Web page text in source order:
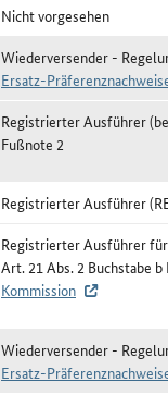
Nicht vorgesehen
Wiederversender -
Ersatz-
Registrierter Ausführer
Fußnote 2
Registrierter Ausführer
Registrierter Ausführer
Art. 21 Abs. 2 Buchstabe
Kommission
Wiederversender -
Ersatz-